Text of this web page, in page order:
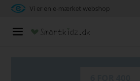
Vi er en e-mærket webshop